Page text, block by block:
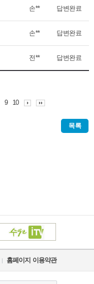
손** 답변완료
손** 답변완료
전** 답변완료
9 10
목록
홈페이지 이용약관